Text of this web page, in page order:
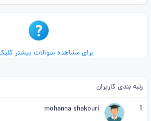
برای مشاهده سوالات بیشتر
رتبه بندی کاربران
1
mohanna shakouri